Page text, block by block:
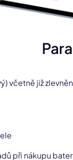
včetně již
při nákupu